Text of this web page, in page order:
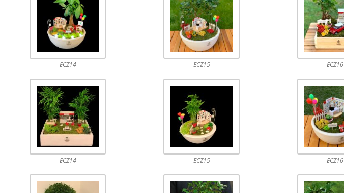
ECZ14 ECZ15 ECZ16
ECZ14 ECZ15 ECZ16